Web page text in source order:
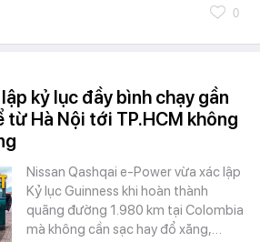
0
kỷ lục đầy bình chạy gần
từ Hà Nội tới TP.HCM không
Nissan Qashqai e-Power vừa xác lập
Kỷ lục Guinness khi hoàn thành
quãng đường 1.980 km tại Colombia
mà không cần sạc hay đổ xăng,…